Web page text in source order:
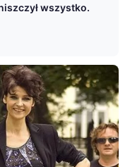
wszystko.